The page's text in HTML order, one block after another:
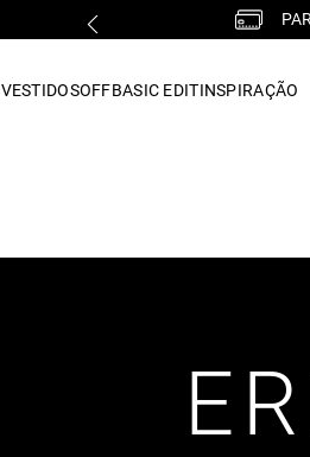
VESTIDOSOFFBASIC EDITINSPIRAÇÃO